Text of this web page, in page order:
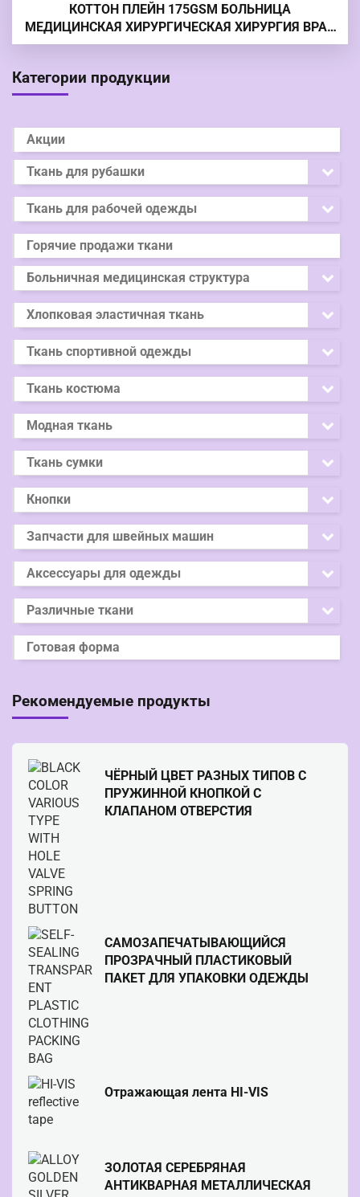
КОТТОН ПЛЕЙН 175GSM БОЛЬНИЦА
МЕДИЦИНСКАЯ ХИРУРГИЧЕСКАЯ ХИРУРГИЯ ВРАЧ
БОЛЬНИЦЫ ТКАНЬ
Категории продукции
Акции
Ткань для рубашки
Ткань для рабочей одежды
Горячие продажи ткани
Больничная медицинская структура
Хлопковая эластичная ткань
Ткань спортивной одежды
Ткань костюма
Модная ткань
Ткань сумки
Кнопки
Запчасти для швейных машин
Аксессуары для одежды
Различные ткани
Готовая форма
Рекомендуемые продукты
ЧЁРНЫЙ ЦВЕТ РАЗНЫХ ТИПОВ С
ПРУЖИННОЙ КНОПКОЙ С
КЛАПАНОМ ОТВЕРСТИЯ
САМОЗАПЕЧАТЫВАЮЩИЙСЯ
ПРОЗРАЧНЫЙ ПЛАСТИКОВЫЙ
ПАКЕТ ДЛЯ УПАКОВКИ ОДЕЖДЫ
Отражающая лента HI-VIS
ЗОЛОТАЯ СЕРЕБРЯНАЯ
АНТИКВАРНАЯ МЕТАЛЛИЧЕСКАЯ